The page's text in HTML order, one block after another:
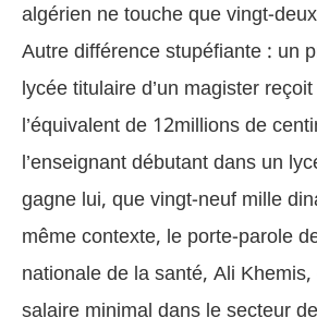
algérien ne touche que vingt-
Autre différence stupéfiante : un
lycée titulaire d’un magister
l’équivalent de 12millions de
l’enseignant débutant dans un
gagne lui, que vingt-neuf mille
même contexte, le porte-parole
nationale de la santé, Ali